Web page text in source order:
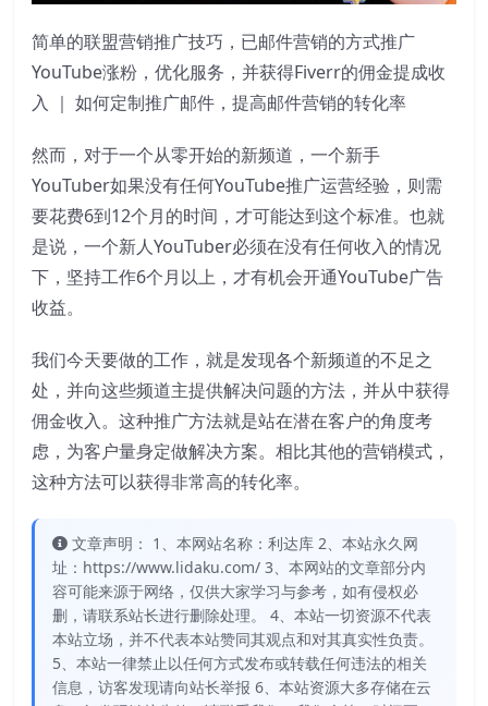
简单的联盟营销推广技巧，已邮件营销的方式推广
YouTube涨粉，优化服务，并获得Fiverr的佣金提成收
入 ｜ 如何定制推广邮件，提高邮件营销的转化率
然而，对于一个从零开始的新频道，一个新手
YouTuber如果没有任何YouTube推广运营经验，则需
要花费6到12个月的时间，才可能达到这个标准。也就
是说，一个新人YouTuber必须在没有任何收入的情况
下，坚持工作6个月以上，才有机会开通YouTube广告
收益。
我们今天要做的工作，就是发现各个新频道的不足之
处，并向这些频道主提供解决问题的方法，并从中获得
佣金收入。这种推广方法就是站在潜在客户的角度考
虑，为客户量身定做解决方案。相比其他的营销模式，
这种方法可以获得非常高的转化率。
文章声明： 1、本网站名称：利达库 2、本站永久网
址：https://www.lidaku.com/ 3、本网站的文章部分内
容可能来源于网络，仅供大家学习与参考，如有侵权必
删，请联系站长进行删除处理。 4、本站一切资源不代表
本站立场，并不代表本站赞同其观点和对其真实性负责。
5、本站一律禁止以任何方式发布或转载任何违法的相关
信息，访客发现请向站长举报 6、本站资源大多存储在云